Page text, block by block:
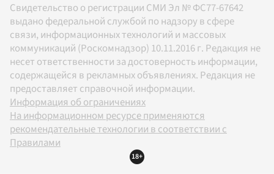
Свидетельство о регистрации СМИ Эл № ФС77-67642
выдано федеральной службой по надзору в сфере
связи, информационных технологий и массовых
коммуникаций (Роскомнадзор) 10.11.2016 г. Редакция не
несет ответственности за достоверность информации,
содержащейся в рекламных объявлениях. Редакция не
предоставляет справочной информации.
Информация об ограничениях
На информационном ресурсе применяются
рекомендательные технологии в соответствии с
Правилами
18+